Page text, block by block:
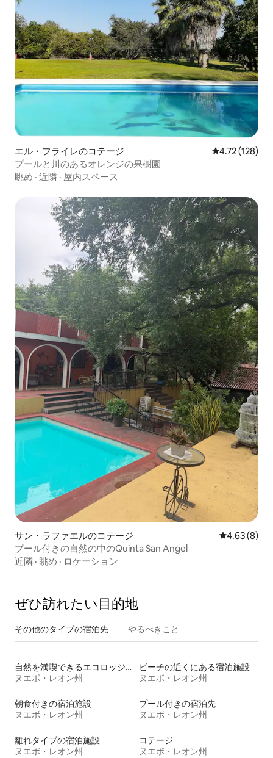
エル・フライレのコテージ レビュー128
4.72 (128)
プールと川のあるオレンジの果樹園
眺め · 近隣 · 屋内スペース
サン・ラファエルのコテージ レビュー8
4.63 (8)
プール付きの自然の中のQuinta San Angel
近隣 · 眺め · ロケーション
ぜひ訪⁠れ⁠た⁠い目⁠的⁠地
その他のタ⁠イ⁠プ⁠の宿⁠泊⁠先 やるべきこと
自然を満喫できるエコロッジの宿泊施設
ヌエボ・レオン州
ビーチの近くにある宿泊施設
ヌエボ・レオン州
朝食付きの宿泊施設
ヌエボ・レオン州
プール付きの宿泊先
ヌエボ・レオン州
離れタイプの宿泊施設
ヌエボ・レオン州
コテージ
ヌエボ・レオン州